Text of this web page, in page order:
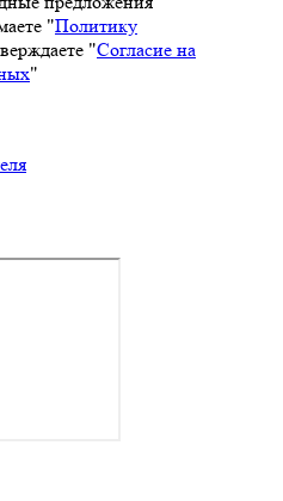
"Политику
"Согласие на
"